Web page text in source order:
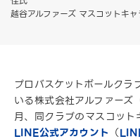
越谷アルファーズ マスコットキ
プロバスケットボールクラ
いる株式会社アルファー
月、同クラブのマスコット
LINE公式アカウント （